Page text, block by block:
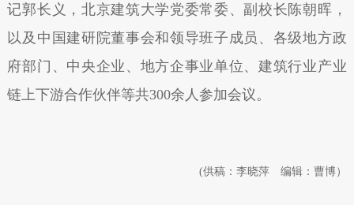
记郭长义，北京建筑大学党委常委、副校长陈朝晖，
以及中国建研院董事会和领导班子成员、各级地方政
府部门、中央企业、地方企事业单位、建筑行业产业
链上下游合作伙伴等共300余人参加会议。
(供稿：李晓萍 编辑：曹博）